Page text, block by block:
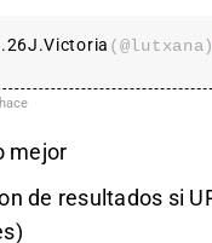
(@lutxana)
mejor
de resultados si